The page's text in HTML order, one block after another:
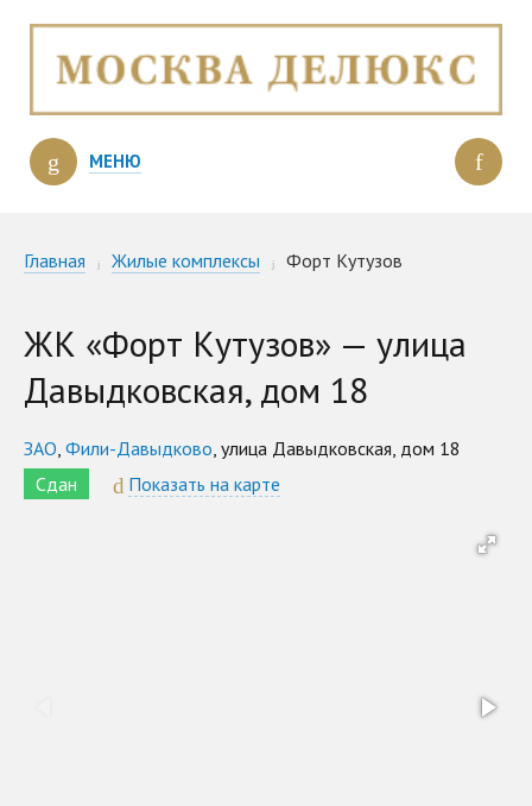
МЕНЮ
Главная Жилые комплексы Форт Кутузов
ЖК «Форт Кутузов» — улица
Давыдковская, дом 18
ЗАО Фили-Давыдково , улица Давыдковская, дом 18
Сдан
Показать на карте